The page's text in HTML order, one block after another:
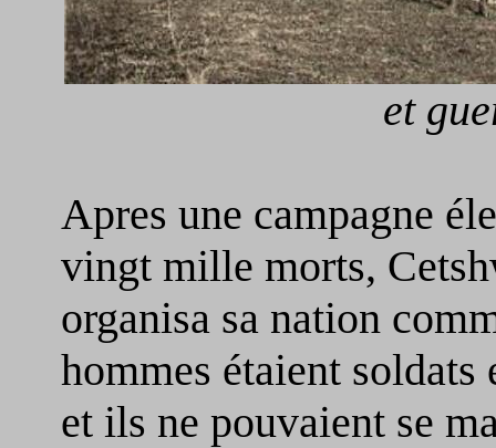
et
Apres une campagne
vingt mille morts,
organisa sa nation
hommes étaient soldats
et ils ne pouvaient se